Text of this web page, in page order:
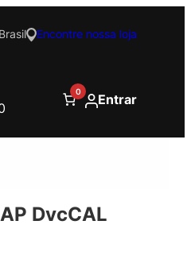
Encontre nossa loja
0 Entrar
DvcCAL